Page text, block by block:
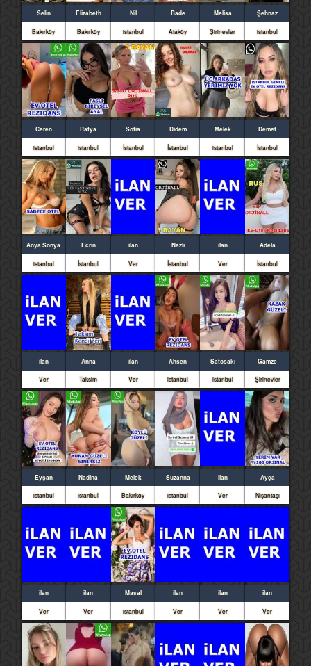
Selin
Bakırköy
Elizabeth
Bakırköy
Nil
istanbul
Bade
Ataköy
Melisa
Şirinevler
Şehnaz
istanbul
Ceren
istanbul
Rafya
istanbul
Sofia
İstanbul
Didem
İstanbul
Melek
istanbul
Demet
İstanbul
Anya Sonya
istanbul
Ecrin
İstanbul
ilan
Ver
Nazlı
İstanbul
ilan
Ver
Adela
İstanbul
ilan
Ver
Anna
Taksim
ilan
Ver
Ahsen
istanbul
Satosaki
istanbul
Gamze
Şirinevler
Eyşan
istanbul
Nadina
istanbul
Melek
Bakırköy
Suzanna
istanbul
ilan
Ver
Ayça
Nişantaşı
ilan
Ver
ilan
Ver
Masal
istanbul
ilan
Ver
ilan
Ver
ilan
Ver